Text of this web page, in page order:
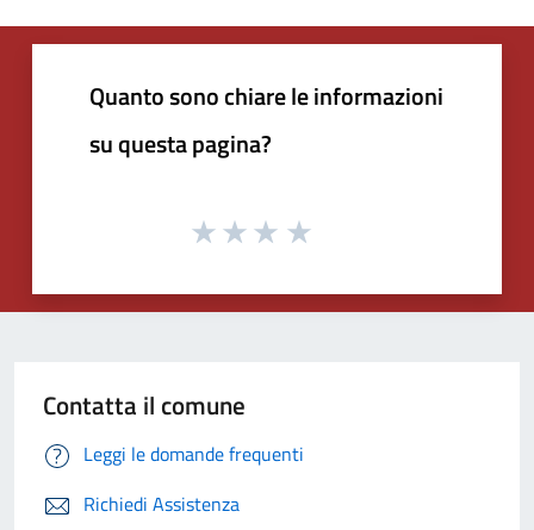
Quanto sono chiare le informazioni
su questa pagina?
Contatta il comune
Leggi le domande frequenti
Richiedi Assistenza